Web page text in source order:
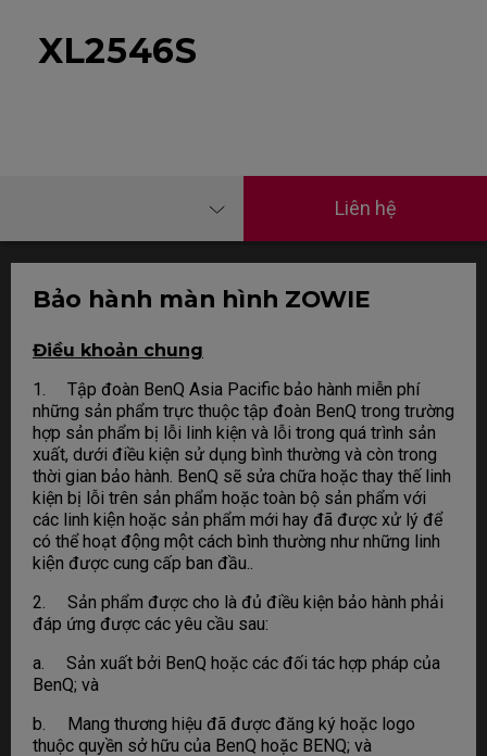
XL2546S
Liên hệ
Bảo hành màn hình ZOWIE
Điều khoản chung
1. Tập đoàn BenQ Asia Pacific bảo hành miễn phí
những sản phẩm trực thuộc tập đoàn BenQ trong trường
hợp sản phẩm bị lỗi linh kiện và lỗi trong quá trình sản
xuất, dưới điều kiện sử dụng bình thường và còn trong
thời gian bảo hành. BenQ sẽ sửa chữa hoặc thay thế linh
kiện bị lỗi trên sản phẩm hoặc toàn bộ sản phẩm với
các linh kiện hoặc sản phẩm mới hay đã được xử lý để
có thể hoạt động một cách bình thường như những linh
kiện được cung cấp ban đầu..
2. Sản phẩm được cho là đủ điều kiện bảo hành phải
đáp ứng được các yêu cầu sau:
a. Sản xuất bởi BenQ hoặc các đối tác hợp pháp của
BenQ; và
b. Mang thương hiệu đã được đăng ký hoặc logo
thuộc quyền sở hữu của BenQ hoặc BENQ; và